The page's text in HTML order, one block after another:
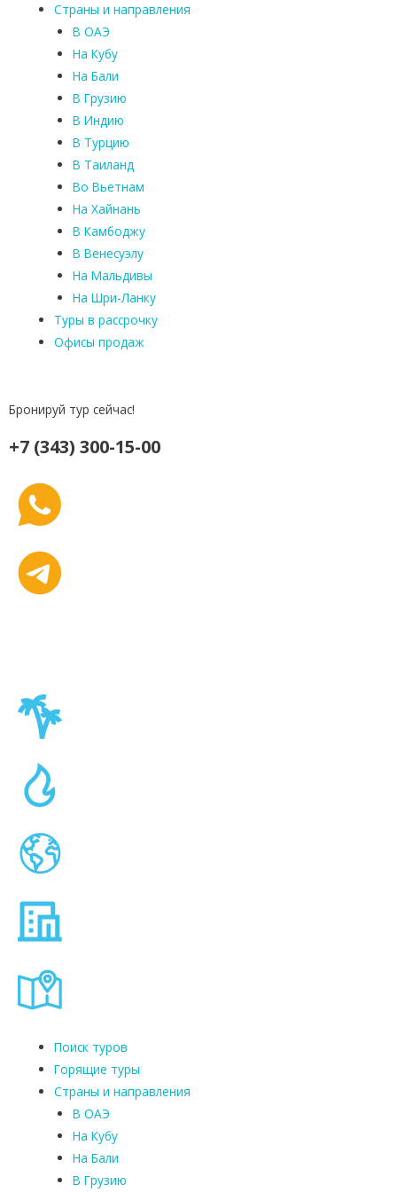
Страны и направления
В ОАЭ
На Кубу
На Бали
В Грузию
В Индию
В Турцию
В Таиланд
Во Вьетнам
На Хайнань
В Камбоджу
В Венесуэлу
На Мальдивы
На Шри-Ланку
Туры в рассрочку
Офисы продаж
Бронируй тур сейчас!
+7 (343) 300-15-00
Поиск туров
Горящие туры
Страны и направления
В ОАЭ
На Кубу
На Бали
В Грузию